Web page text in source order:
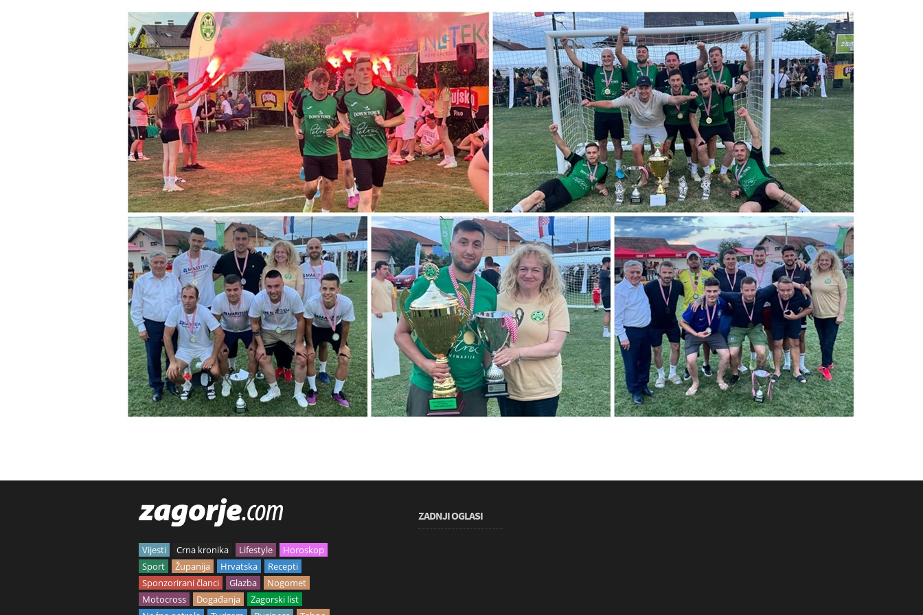
Vijesti Crna kronika Lifestyle
Horoskop
Sport
Županija Hrvatska
Recepti
Sponzorirani članci
Glazba
Nogomet
Motocross
Događanja
Zagorski list
ZADNJI OGLASI